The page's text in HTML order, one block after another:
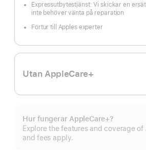
Expressutbytestjänst: Vi skickar en
inte behöver vänta på reparation
Förtur till Apples experter
Utan AppleCare+
Hur fungerar AppleCare+?
Explore the features and coverage of
and fees apply.